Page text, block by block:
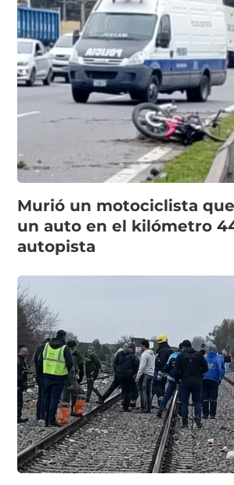
Murió un motociclista
un auto en el kilómetro
autopista